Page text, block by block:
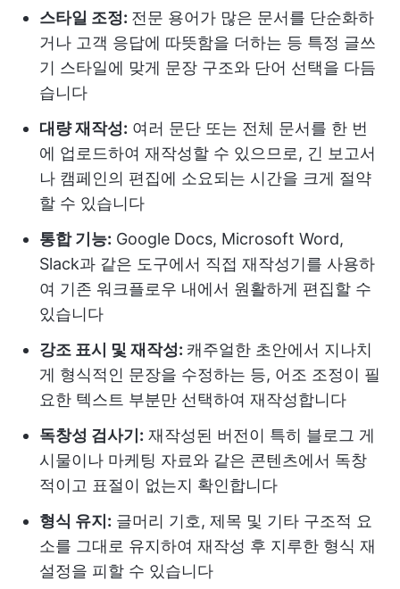
스타일 조정: 전문 용어가 많은 문서를 단순화하
거나 고객 응답에 따뜻함을 더하는 등 특정 글쓰
기 스타일에 맞게 문장 구조와 단어 선택을 다듬
습니다
대량 재작성: 여러 문단 또는 전체 문서를 한 번
에 업로드하여 재작성할 수 있으므로, 긴 보고서
나 캠페인의 편집에 소요되는 시간을 크게 절약
할 수 있습니다
통합 기능: Google Docs, Microsoft Word,
Slack과 같은 도구에서 직접 재작성기를 사용하
여 기존 워크플로우 내에서 원활하게 편집할 수
있습니다
강조 표시 및 재작성: 캐주얼한 초안에서 지나치
게 형식적인 문장을 수정하는 등, 어조 조정이 필
요한 텍스트 부분만 선택하여 재작성합니다
독창성 검사기: 재작성된 버전이 특히 블로그 게
시물이나 마케팅 자료와 같은 콘텐츠에서 독창
적이고 표절이 없는지 확인합니다
형식 유지: 글머리 기호, 제목 및 기타 구조적 요
소를 그대로 유지하여 재작성 후 지루한 형식 재
설정을 피할 수 있습니다